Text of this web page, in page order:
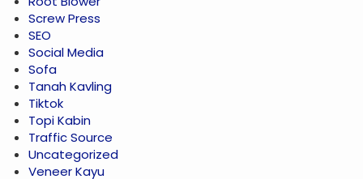
Screw Press
SEO
Social Media
Sofa
Tanah Kavling
Tiktok
Topi Kabin
Traffic Source
Uncategorized
Veneer Kayu